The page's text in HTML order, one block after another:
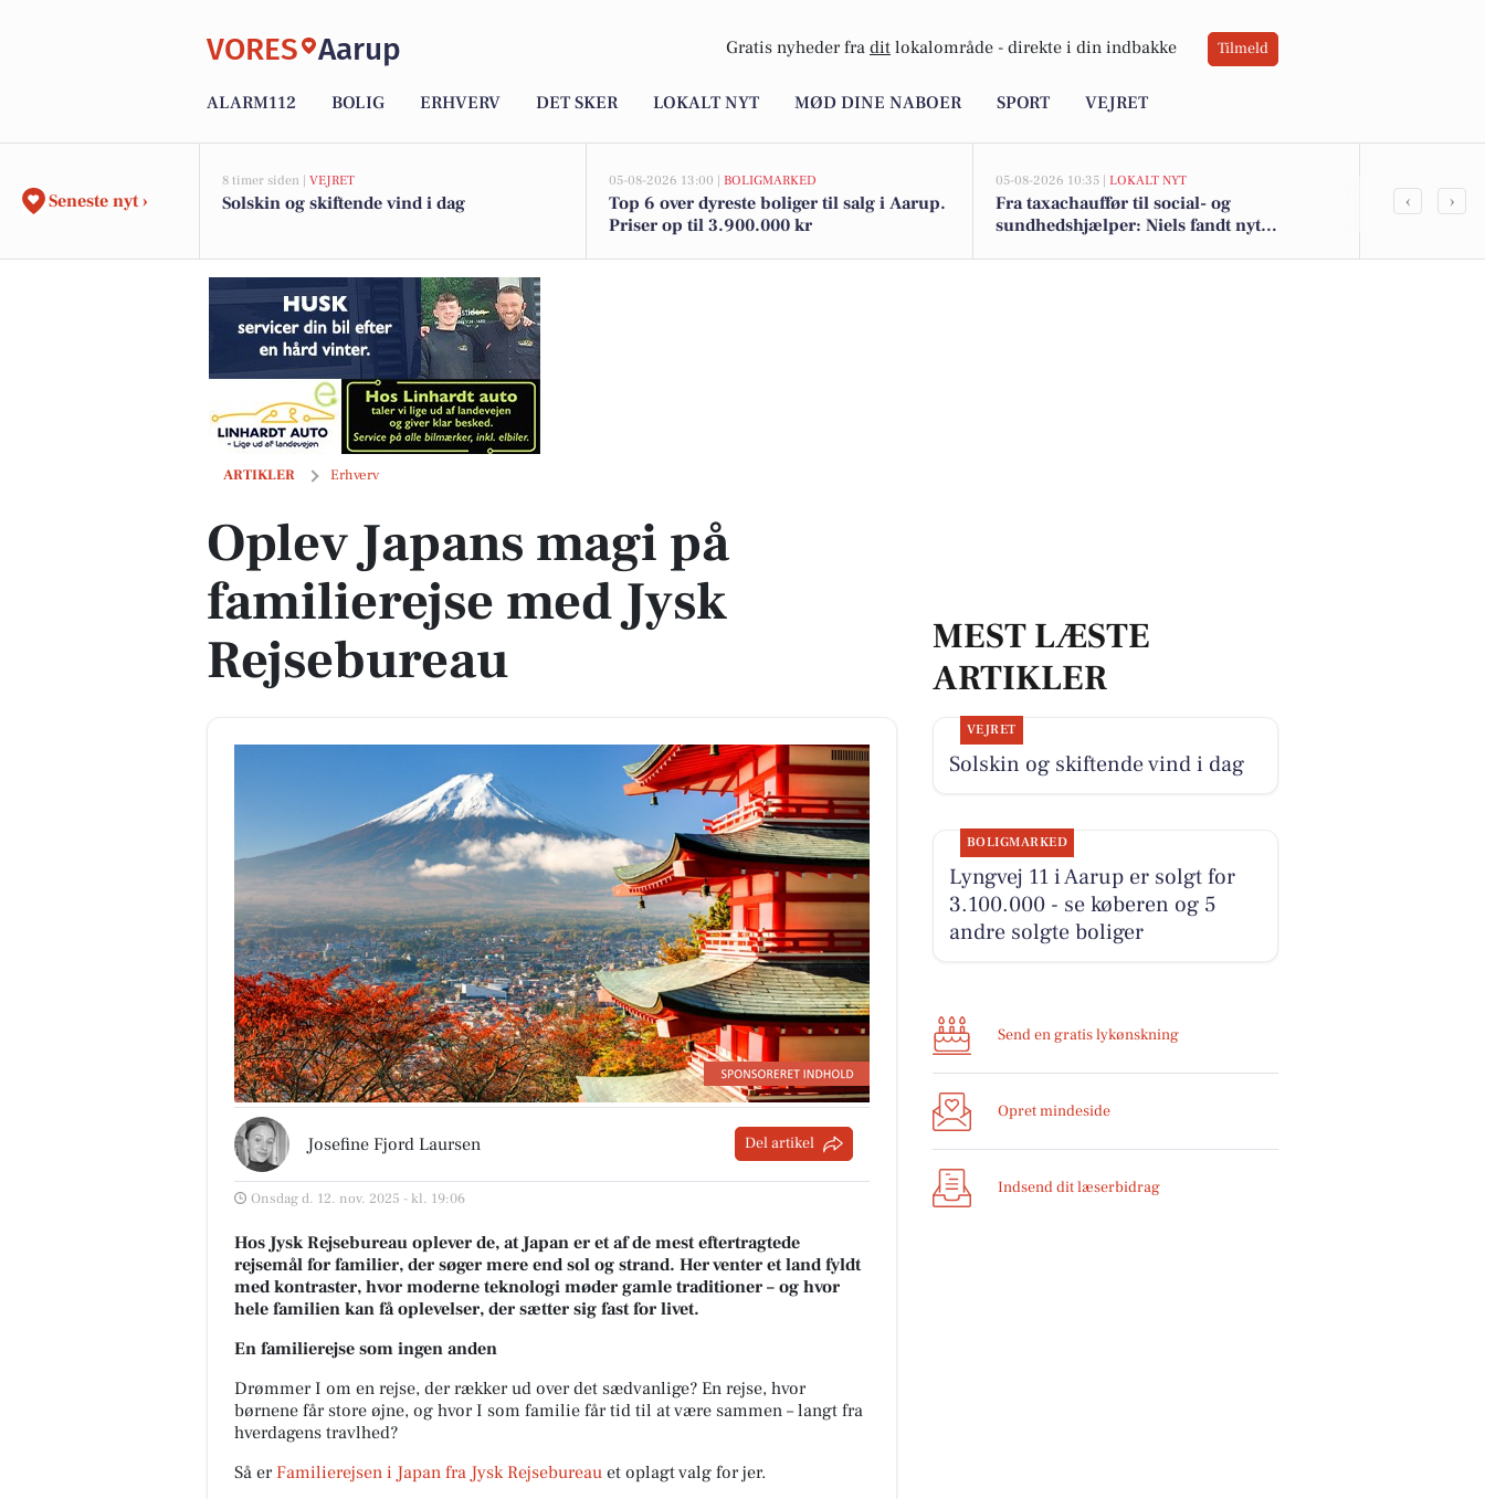
VORES Aarup Gratis nyheder fra dit lokalområde - direkte i din indbakke Tilmeld
ALARM112 BOLIG ERHVERV DET SKER LOKALT NYT MØD DINE NABOER SPORT VEJRET
Seneste nyt ›
8 timer siden | VEJRET
Solskin og skiftende vind i dag
05-08-2026 13:00 | BOLIGMARKED
Top 6 over dyreste boliger til salg i Aarup.
Priser op til 3.900.000 kr
05-08-2026 10:35 | LOKALT NYT
Fra taxachauffør til social- og
sundhedshjælper: Niels fandt nyt
Få Lambi
‹ ›
ARTIKLER Erhverv
Oplev Japans magi på familierejse med Jysk Rejsebureau
Oplev Japans magi på
familierejse med Jysk
Rejsebureau
Josefine Fjord Laursen Del artikel
Onsdag d. 12. nov. 2025 - kl. 19:06
Hos Jysk Rejsebureau oplever de, at Japan er et af de mest eftertragtede
rejsemål for familier, der søger mere end sol og strand. Her venter et land fyldt
med kontraster, hvor moderne teknologi møder gamle traditioner – og hvor
hele familien kan få oplevelser, der sætter sig fast for livet.
En familierejse som ingen anden
Drømmer I om en rejse, der rækker ud over det sædvanlige? En rejse, hvor
børnene får store øjne, og hvor I som familie får tid til at være sammen – langt fra
hverdagens travlhed?
Så er Familierejsen i Japan fra Jysk Rejsebureau et oplagt valg for jer.
MEST LÆSTE
ARTIKLER
VEJRET
Solskin og skiftende vind i dag
BOLIGMARKED
Lyngvej 11 i Aarup er solgt for
3.100.000 - se køberen og 5
andre solgte boliger
Send en gratis lykønskning
Opret mindeside
Indsend dit læserbidrag